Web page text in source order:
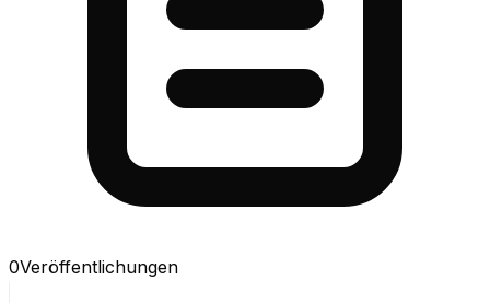
0Veröffentlichungen